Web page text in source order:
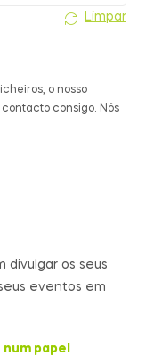
Limpar
o nosso
consigo. Nós
divulgar os seus
eventos em
papel